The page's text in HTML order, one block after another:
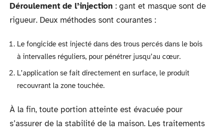
Déroulement de l’injection : gant et masque sont de
rigueur. Deux méthodes sont courantes :
Le fongicide est injecté dans des trous percés dans le bois
à intervalles réguliers, pour pénétrer jusqu’au cœur.
L’application se fait directement en surface, le produit
recouvrant la zone touchée.
À la fin, toute portion atteinte est évacuée pour
s’assurer de la stabilité de la maison. Les traitements